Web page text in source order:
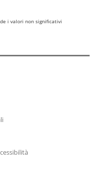
i valori non significativi